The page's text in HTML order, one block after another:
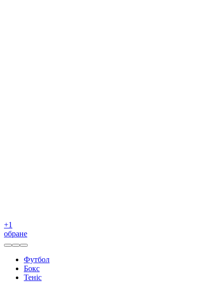
+1
обране
Футбол
Бокс
Теніс